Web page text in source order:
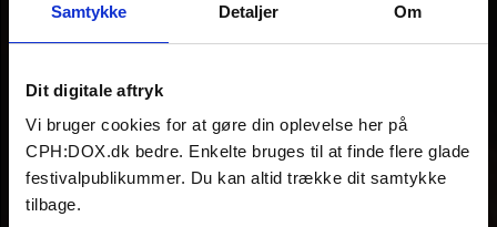
Samtykke Detaljer Om
Dit digitale aftryk
Vi bruger cookies for at gøre din oplevelse her på
CPH:DOX.dk bedre. Enkelte bruges til at finde flere glade
festivalpublikummer. Du kan altid trække dit samtykke
tilbage.